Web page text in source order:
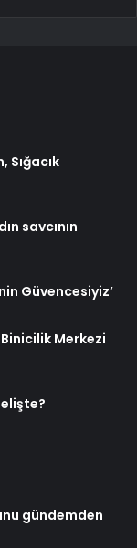
Sığacık
savcının
Güvencesiyiz’
Merkezi
gündemden